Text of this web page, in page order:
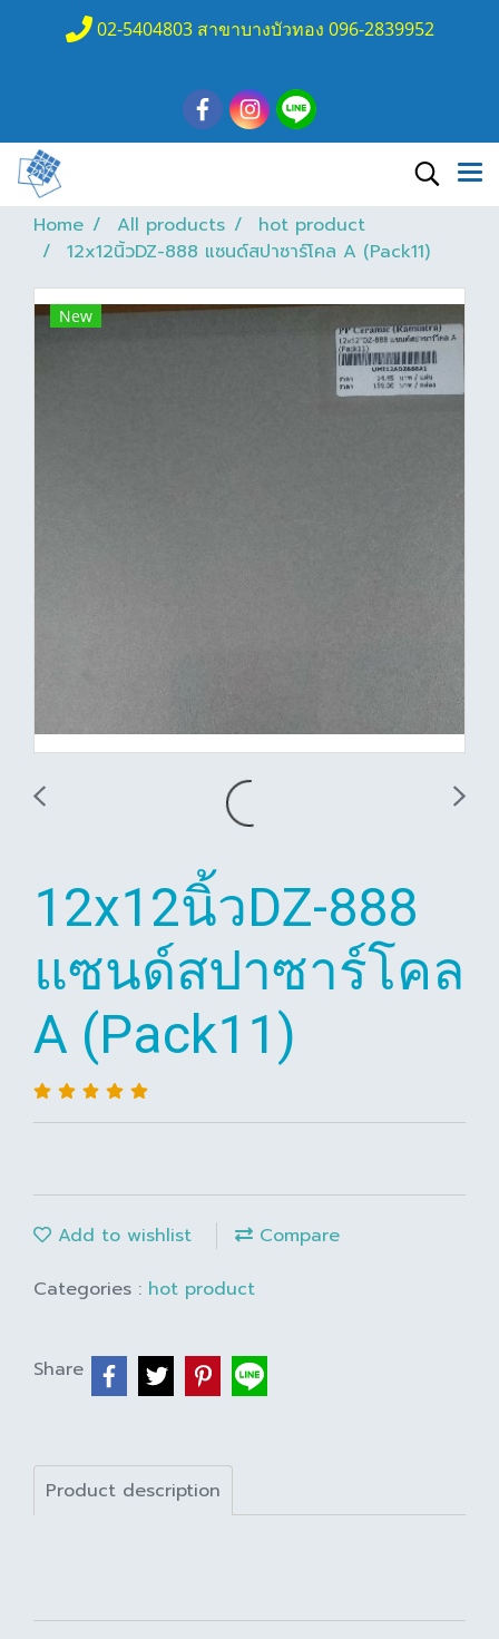
02-5404803 สาขาบางบัวทอง 096-2839952
Home All products
hot product
12x12นิ้วDZ-888 แซนด์สปาซาร์โคล A (Pack11)
New
12x12นิ้วDZ-888
แซนด์สปาซาร์โคล
A (Pack11)
Add to wishlist
Compare
Categories : hot product
Share
Product description